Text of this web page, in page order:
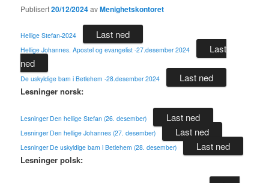
Publisert20/12/2024avMenighetskontoret
Hellige Stefan-2024 Last ned
Hellige Johannes. Apostel og evangelist -27.desember 2024
Last
ned
De uskyldige barn i Betlehem -28.desember 2024 Last ned
Lesninger norsk:
Lesninger Den hellige Stefan (26. desember) Last ned
Lesninger Den hellige Johannes (27. desember) Last ned
Lesninger De uskyldige barn i Betlehem (28. desember) Last ned
Lesninger polsk: